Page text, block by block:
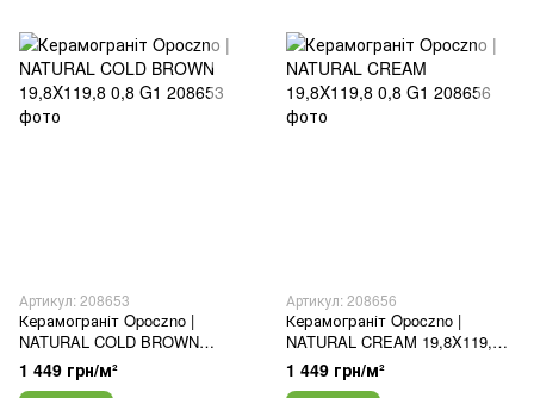
Артикул: 208653
Керамограніт Opoczno |
NATURAL COLD BROWN
19,8X119,8 0,8 G1
1 449 грн/м²
Артикул: 208656
Керамограніт Opoczno |
NATURAL CREAM 19,8X119,8
0,8 G1
1 449 грн/м²